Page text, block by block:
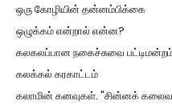
ஒரு கோழியின் தன்னம்பிக்கை
ஒழுக்கம் என்றால் என்ன?
கலகலப்பான நகைச்சுவை
கலக்கல் கரகாட்டம்
கலாமின் கனவுகள். "சின்னக்